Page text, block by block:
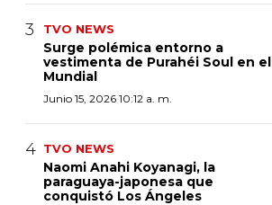
TVO NEWS
Surge polémica entorno a
vestimenta de Purahéi Soul en el
Mundial
Junio 15, 2026 10:12 a. m.
TVO NEWS
Naomi Anahi Koyanagi, la
paraguaya-japonesa que
conquistó Los Ángeles